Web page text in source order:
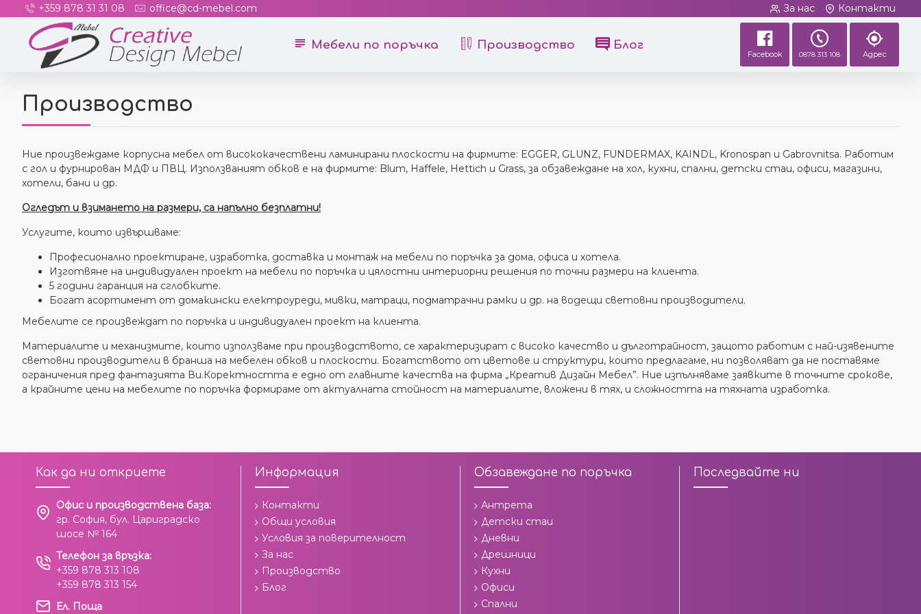
+359 878 31 31 08 office@cd-mebel.com За нас Контакти
Мебели по поръчка Производство Блог
Facebook 0878 313 108 Адрес
Производство
Ние произвеждаме корпусна мебел от висококачествени ламинирани плоскости на фирмите: EGGER, GLUNZ, FUNDERMAX, KAINDL, Kronospan и Gabrovnitsa. Работим
с гол и фурнирован МДФ и ПВЦ. Използваният обков е на фирмите: Blum, Haffele, Hettich и Grass, за обзавеждане на хол, кухни, спални, детски стаи, офиси, магазини,
хотели, бани и др.
Огледът и взимането на размери, са напълно безплатни!
Услугите, които извършваме:
Професионално проектиране, изработка, доставка и монтаж на мебели по поръчка за дома, офиса и хотела.
Изготвяне на индивидуален проект на мебели по поръчка и цялостни интериорни решения по точни размери на клиента.
5 години гаранция на сглобките.
Богат асортимент от домакински електроуреди, мивки, матраци, подматрачни рамки и др. на водещи световни производители.
Мебелите се произвеждат по поръчка и индивидуален проект на клиента.
Материалите и механизмите, които използваме при производството, се характеризират с високо качество и дълготрайност, защото работим с най-изявените
световни производители в бранша на мебелен обков и плоскости. Богатството от цветове и структури, които предлагаме, ни позволяват да не поставяме
ограничения пред фантазията Ви.Коректността е едно от главните качества на фирма „Креатив Дизайн Мебел”. Ние изпълняваме заявките в точните срокове,
а крайните цени на мебелите по поръчка формираме от актуалната стойност на материалите, вложени в тях, и сложността на тяхната изработка.
Как да ни откриете
Офис и производствена база:
гр. София, бул. Цариградско
шосе № 164
Телефон за връзка:
+359 878 313 108
+359 878 313 154
Ел. Поща
Информация
Контакти
Общи условия
Условия за поверителност
За нас
Производство
Блог
Обзавеждане по поръчка
Антрета
Детски стаи
Дневни
Дрешници
Кухни
Офиси
Спални
Последвайте ни